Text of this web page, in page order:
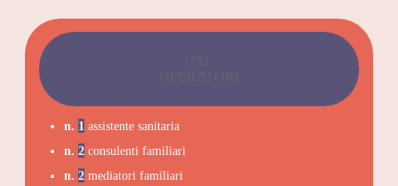
n. 1 assistente sanitaria
n. 2 consulenti familiari
n. 2 mediatori familiari